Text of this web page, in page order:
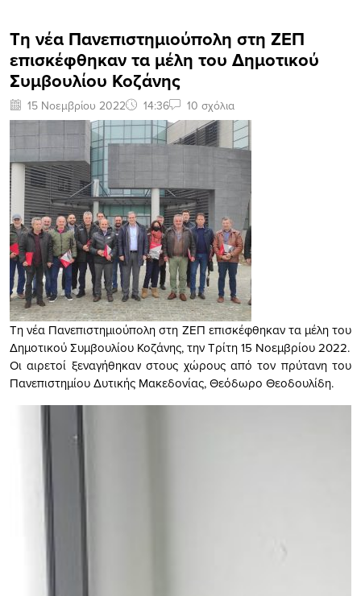
Τη νέα Πανεπιστημιούπολη στη ΖΕΠ
επισκέφθηκαν τα μέλη του Δημοτικού
Συμβουλίου Κοζάνης
15 Νοεμβρίου 2022 14:36 10 σχόλια
Τη νέα Πανεπιστημιούπολη στη ΖΕΠ επισκέφθηκαν τα μέλη του
Δημοτικού Συμβουλίου Κοζάνης, την Τρίτη 15 Νοεμβρίου 2022.
Οι αιρετοί ξεναγήθηκαν στους χώρους από τον πρύτανη του
Πανεπιστημίου Δυτικής Μακεδονίας, Θεόδωρο Θεοδουλίδη.